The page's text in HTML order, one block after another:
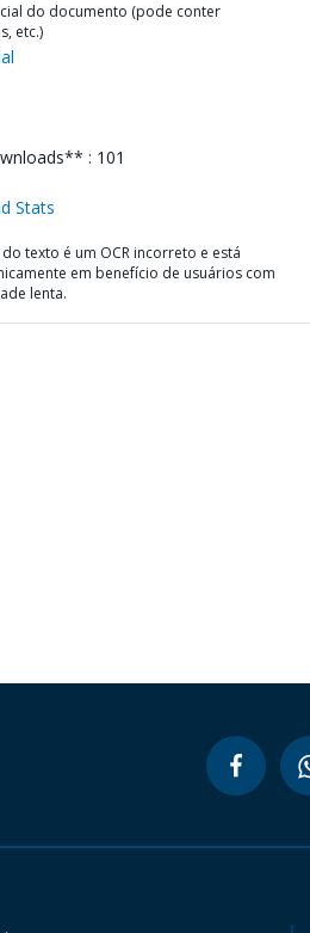
do documento (pode conter
etc.)
: 101
Stats
texto é um OCR incorreto e está
em benefício de usuários com
lenta.